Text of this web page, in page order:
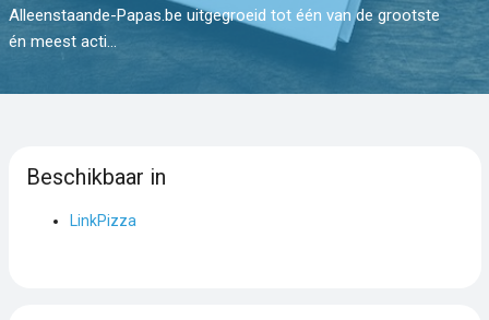
Alleenstaande-Papas.be uitgegroeid tot één van de grootste
én meest acti...
Beschikbaar in
LinkPizza